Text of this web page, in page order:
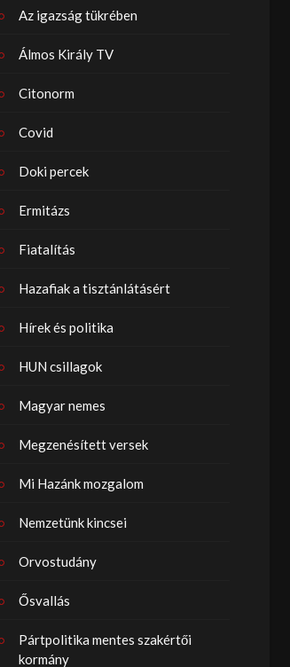
Az igazság tükrében
Álmos Király TV
Citonorm
Covid
Doki percek
Ermitázs
Fiatalítás
Hazafiak a tisztánlátásért
Hírek és politika
HUN csillagok
Magyar nemes
Megzenésített versek
Mi Hazánk mozgalom
Nemzetünk kincsei
Orvostudány
Ősvallás
Pártpolitika mentes szakértői
kormány